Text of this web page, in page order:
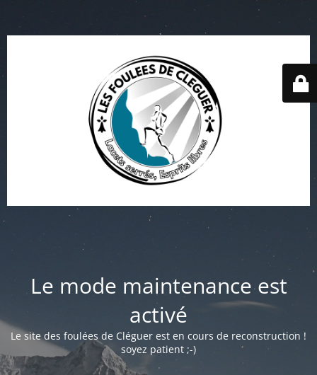
Le mode maintenance est
activé
Le site des foulées de Cléguer est en cours de reconstruction !
soyez patient ;-)